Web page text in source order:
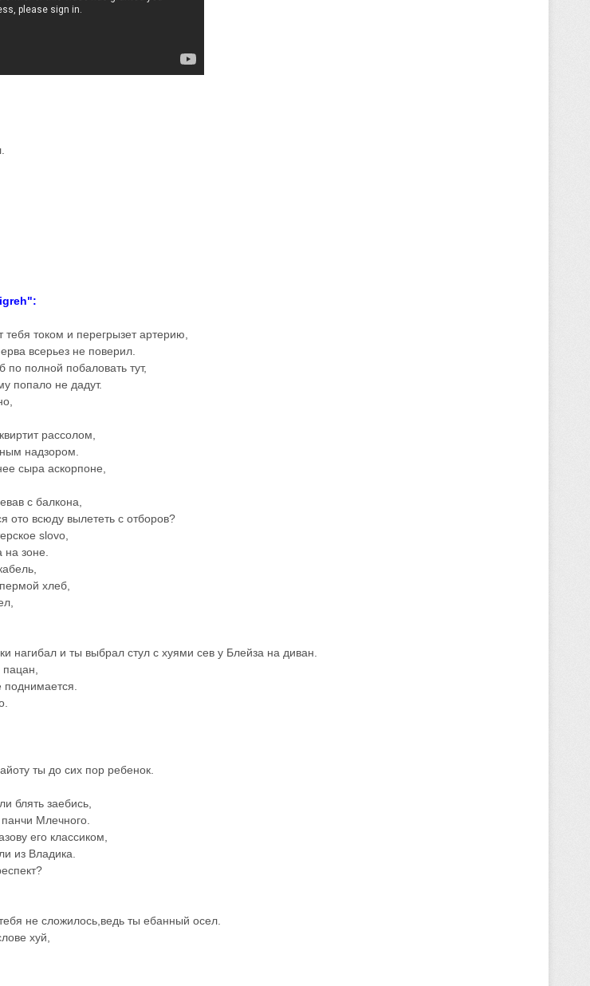
током и перегрызет артерию,
всерьез не поверил.
по полной побаловать тут,
попало не дадут.
рассолом,
надзором.
сыра аскорпоне,
с балкона,
ото всюду вылететь с отборов?
slovo,
зоне.
хлеб,
нагибал и ты выбрал стул с хуями сев у Блейза на диван.
ты до сих пор ребенок.
блять заебись,
Млечного.
его классиком,
из Владика.
не сложилось,ведь ты ебанный осел.
хуй,